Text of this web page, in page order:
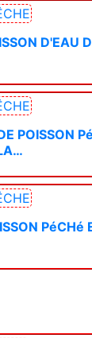
D'EAU
POISSON
PéCHé